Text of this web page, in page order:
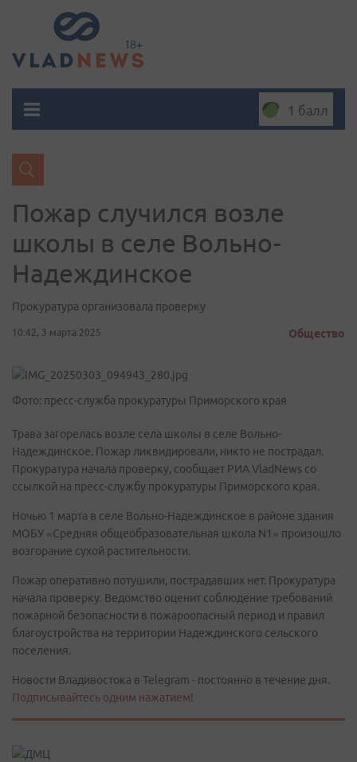
1 балл
Пожар случился возле
школы в селе Вольно-
Надеждинское
Прокуратура организовала проверку
10:42, 3 марта 2025 Общество
Фото: пресс-служба прокуратуры Приморского края
Трава загорелась возле села школы в селе Вольно-
Надеждинское. Пожар ликвидировали, никто не пострадал.
Прокуратура начала проверку, сообщает РИА VladNews со
ссылкой на пресс-службу прокуратуры Приморского края.
Ночью 1 марта в селе Вольно-Надеждинское в районе здания
МОБУ «Средняя общеобразовательная школа N1» произошло
возгорание сухой растительности.
Пожар оперативно потушили, пострадавших нет. Прокуратура
начала проверку. Ведомство оценит соблюдение требований
пожарной безопасности в пожароопасный период и правил
благоустройства на территории Надеждинского сельского
поселения.
Новости Владивостока в Telegram - постоянно в течение дня.
Подписывайтесь одним нажатием!